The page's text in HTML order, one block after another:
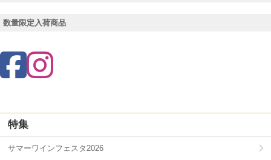
数量限定入荷商品
特集
サマーワインフェスタ2026